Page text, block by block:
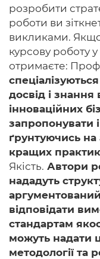
розробити
роботи ви
викликами.
курсову роботу
отримаєте:
досвід і знання
інноваційних
запропонувати
ґрунтуючись на
кращих
Якість. Автори
нададуть
відповідати
стандартам
можуть надати
методології та